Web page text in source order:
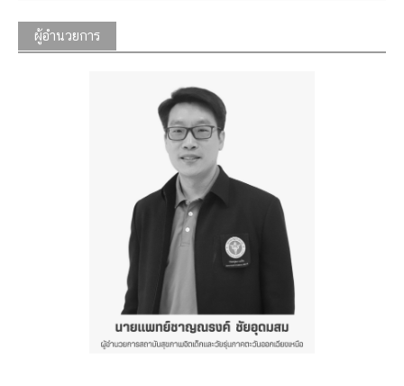
ผู้อำนวยการ